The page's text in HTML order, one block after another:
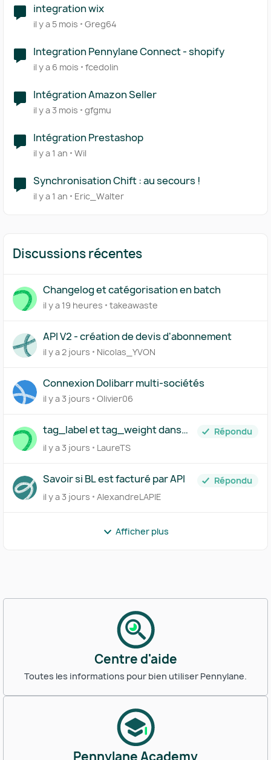
integration wix
il y a 5 mois Greg64
Integration Pennylane Connect - shopify
il y a 6 mois fcedolin
Intégration Amazon Seller
il y a 3 mois gfgmu
Intégration Prestashop
il y a 1 an Wil
Synchronisation Chift : au secours !
il y a 1 an Eric_Walter
Discussions récentes
Changelog et catégorisation en batch
il y a 19 heures takeawaste
API V2 - création de devis d'abonnement
il y a 2 jours Nicolas_YVON
Connexion Dolibarr multi-sociétés
il y a 3 jours Olivier06
tag_label et tag_weight dans
l'API
Répondu
il y a 3 jours
LaureTS
Savoir si BL est facturé par API
Répondu
il y a 3 jours
AlexandreLAPIE
Afficher plus
Centre d'aide
Toutes les informations pour bien utiliser Pennylane.